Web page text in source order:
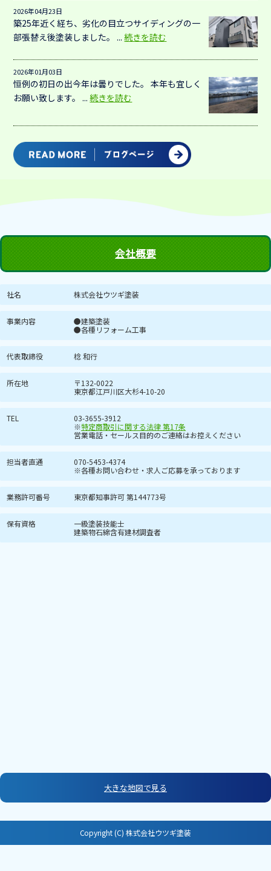
2026年04月23日
築25年近く経ち、劣化の目立つサイディングの一
部張替え後塗装しました。 ...続きを読む
2026年01月03日
恒例の初日の出今年は曇りでした。 本年も宜しく
お願い致します。 ...続きを読む
会社概要
社名 株式会社ウツギ塗装
事業内容
●建築塗装
●各種リフォーム工事
代表取締役 棯 和行
所在地
〒132-0022
東京都江戸川区大杉4-10-20
TEL
03-3655-3912
※特定商取引に関する法律 第17条
営業電話・セールス目的のご連絡はお控えください
担当者直通
070-5453-4374
※各種お問い合わせ・求人ご応募を承っております
業務許可番号 東京都知事許可 第144773号
保有資格
一級塗装技能士
建築物石綿含有建材調査者
大きな地図で見る
Copyright (C) 株式会社ウツギ塗装